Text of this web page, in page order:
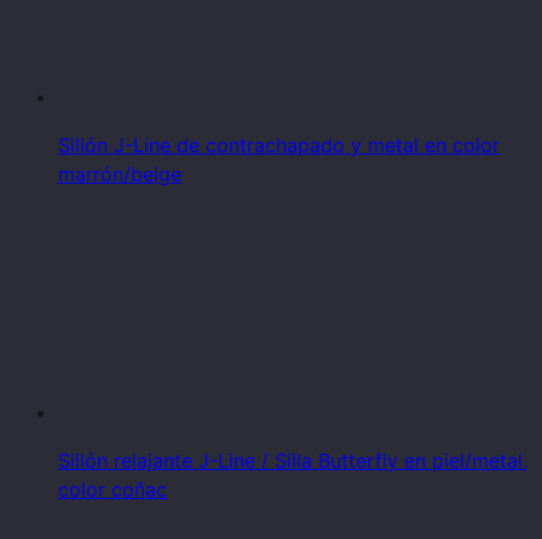
Sillón J-Line de contrachapado y metal en color
marrón/beige
Sillón relajante J-Line / Silla Butterfly en piel/metal,
color coñac